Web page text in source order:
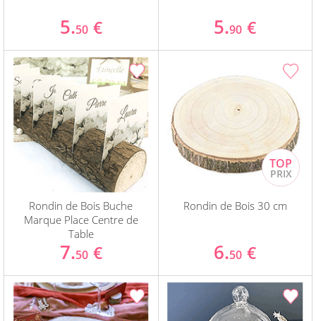
5.50 € 5.90 €
Rondin de Bois Buche
Marque Place Centre de
Table
7.50 €
Rondin de Bois 30 cm
6.50 €